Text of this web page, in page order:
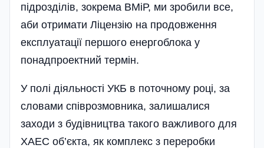
підрозділів, зокрема ВМіР, ми зробили все,
аби отримати Ліцензію на продовження
експлуатації першого енергоблока у
понадпроектний термін.
У полі діяльності УКБ в поточному році, за
словами співрозмовника, залишалися
заходи з будівництва такого важливого для
ХАЕС об’єкта, як комплекс з переробки